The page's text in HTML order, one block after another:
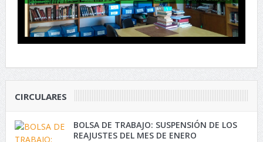
CIRCULARES
BOLSA DE TRABAJO: SUSPENSIÓN DE LOS
REAJUSTES DEL MES DE ENERO